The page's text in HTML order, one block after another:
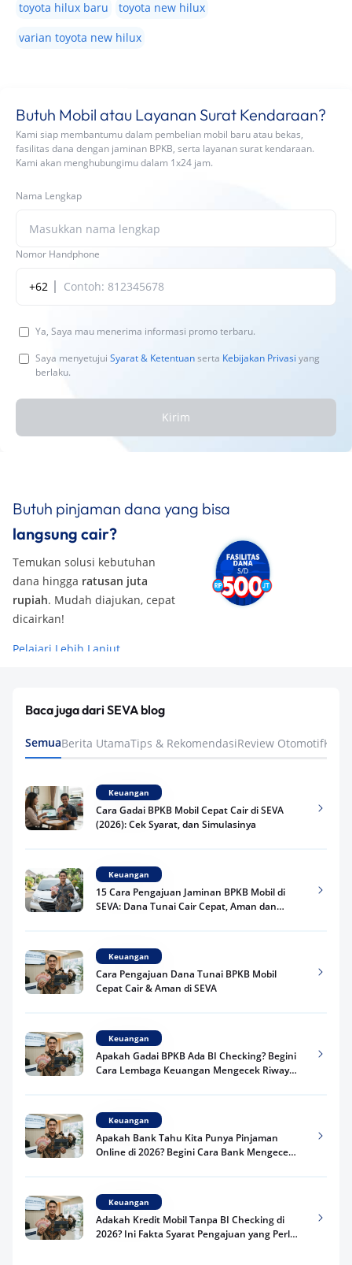
toyota hilux baru
toyota new hilux
varian toyota new hilux
Butuh Mobil atau Layanan Surat Kendaraan?
Kami siap membantumu dalam pembelian mobil baru atau bekas,
fasilitas dana dengan jaminan BPKB, serta layanan surat kendaraan.
Kami akan menghubungimu dalam 1x24 jam.
Nama Lengkap
Nomor Handphone
+62
Ya, Saya mau menerima informasi promo terbaru.
Saya menyetujui Syarat & Ketentuanserta Kebijakan Privasi yang
berlaku.
Kirim
Butuh pinjaman dana yang bisa
langsung cair?
Temukan solusi kebutuhan
dana hingga ratusan juta
rupiah. Mudah diajukan, cepat
dicairkan!
Pelajari Lebih Lanjut
Baca juga dari SEVA blog
SemuaBerita UtamaTips & RekomendasiReview Otomotif
Keuangan
Cara Gadai BPKB Mobil Cepat Cair di SEVA
(2026): Cek Syarat, dan Simulasinya
Keuangan
15 Cara Pengajuan Jaminan BPKB Mobil di
SEVA: Dana Tunai Cair Cepat, Aman dan
Keuangan
Cara Pengajuan Dana Tunai BPKB Mobil
Cepat Cair & Aman di SEVA
Keuangan
Apakah Gadai BPKB Ada BI Checking? Begini
Cara Lembaga Keuangan Mengecek Riwayat
Keuangan
Apakah Bank Tahu Kita Punya Pinjaman
Online di 2026? Begini Cara Bank Mengecek
Keuangan
Adakah Kredit Mobil Tanpa BI Checking di
2026? Ini Fakta Syarat Pengajuan yang Perlu